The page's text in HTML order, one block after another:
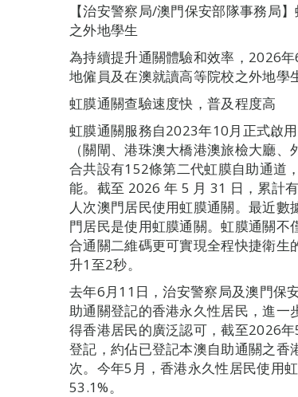
【治安警察局/澳門保安部隊事務局
之外地學生
為持續提升通關體驗和效率，2026
地僱員及在澳就讀高等院校之外地學
虹膜通關查驗速度快，普及程度高
虹膜通關服務自2023年10月正式啟
（關閘、港珠澳大橋港澳旅檢大廳
合共設有152條第二代虹膜自助通道
能。截至 2026 年 5 月 31 日，累計
人次澳門居民使用虹膜通關。最近
門居民是使用虹膜通關。虹膜通關
合通關二維碼更可實現全程快捷衛生
升1至2秒。
去年6月11日，治安警察局及澳門保
助通關登記的香港永久性居民，進一
得香港居民的廣泛認可，截至2026
登記，約佔已登記本澳自助通關之香
次。今年5月，香港永久性居民使用
53.1%。